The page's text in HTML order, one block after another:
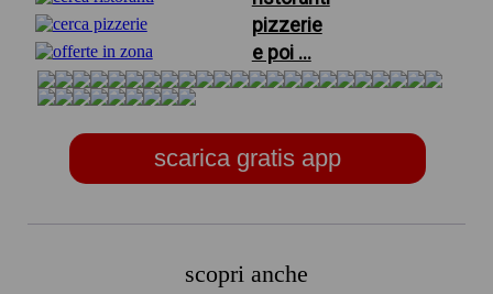
pizzerie
e poi ...
scarica gratis app
scopri anche